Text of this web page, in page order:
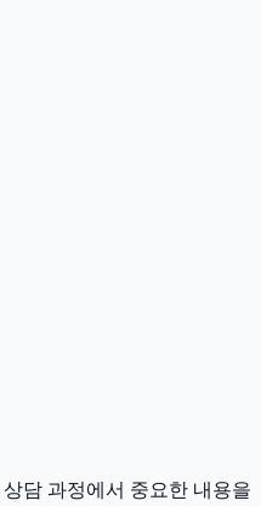
담 과정에서 중요한 내용을